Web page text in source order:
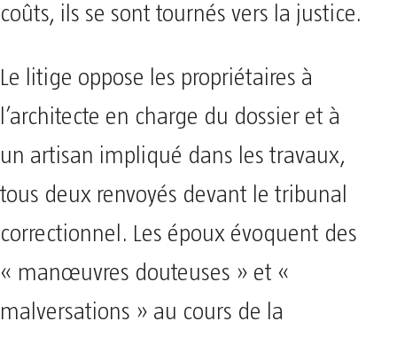
coûts, ils se sont tournés vers la justice.
Le litige oppose les propriétaires à
l’architecte en charge du dossier et à
un artisan impliqué dans les travaux,
tous deux renvoyés devant le tribunal
correctionnel. Les époux évoquent des
« manœuvres douteuses » et «
malversations » au cours de la